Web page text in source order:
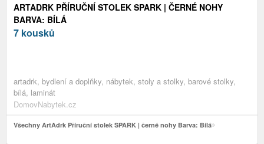
ARTADRK PŘÍRUČNÍ STOLEK SPARK | ČERNÉ NOHY
BARVA: BÍLÁ
7 kousků
artadrk, bydlení a doplňky, nábytek, stoly a stolky, barové stolky,
bílá, laminát
DomovNabytek.cz
Všechny ArtAdrk Příruční stolek SPARK | černé nohy Barva: Bílá